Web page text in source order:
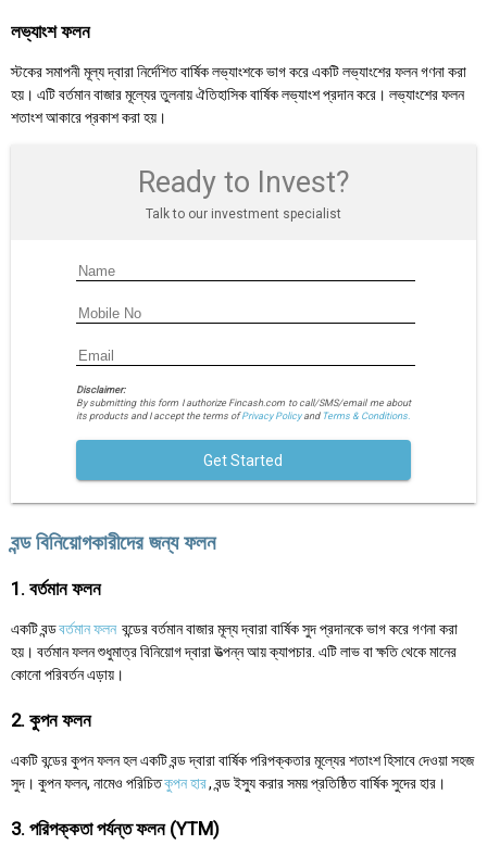
লভ্যাংশ ফলন
স্টকের সমাপনী মূল্য দ্বারা নির্দেশিত বার্ষিক লভ্যাংশকে ভাগ করে একটি লভ্যাংশের ফলন গণনা করা
হয়। এটি বর্তমান বাজার মূল্যের তুলনায় ঐতিহাসিক বার্ষিক লভ্যাংশ প্রদান করে। লভ্যাংশের ফলন
শতাংশ আকারে প্রকাশ করা হয়।
Ready to Invest?
Talk to our investment specialist
Disclaimer:
By submitting this form I authorize Fincash.com to call/SMS/email me about
its products and I accept the terms ofPrivacy Policyand Terms & Conditions.
Get Started
বন্ড বিনিয়োগকারীদের জন্য ফলন
1. বর্তমান ফলন
একটি বন্ডবর্তমান ফলন বন্ডের বর্তমান বাজার মূল্য দ্বারা বার্ষিক সুদ প্রদানকে ভাগ করে গণনা করা
হয়। বর্তমান ফলন শুধুমাত্র বিনিয়োগ দ্বারা উত্পন্ন আয় ক্যাপচার. এটি লাভ বা ক্ষতি থেকে মানের
কোনো পরিবর্তন এড়ায়।
2. কুপন ফলন
একটি বন্ডের কুপন ফলন হল একটি বন্ড দ্বারা বার্ষিক পরিপক্কতার মূল্যের শতাংশ হিসাবে দেওয়া সহজ
সুদ। কুপন ফলন, নামেও পরিচিতকুপন হার, বন্ড ইস্যু করার সময় প্রতিষ্ঠিত বার্ষিক সুদের হার।
3. পরিপক্কতা পর্যন্ত ফলন (YTM)